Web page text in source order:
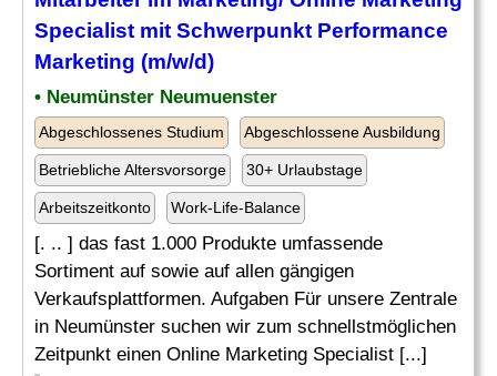
Specialist mit Schwerpunkt Performance
Marketing (m/w/d)
• Neumünster Neumuenster
Abgeschlossenes Studium Abgeschlossene Ausbildung
Betriebliche Altersvorsorge 30+ Urlaubstage
Arbeitszeitkonto Work-Life-Balance
[. .. ] das fast 1.000 Produkte umfassende
Sortiment auf sowie auf allen gängigen
Verkaufsplattformen. Aufgaben Für unsere Zentrale
in Neumünster suchen wir zum schnellstmöglichen
Zeitpunkt einen Online Marketing Specialist [...]